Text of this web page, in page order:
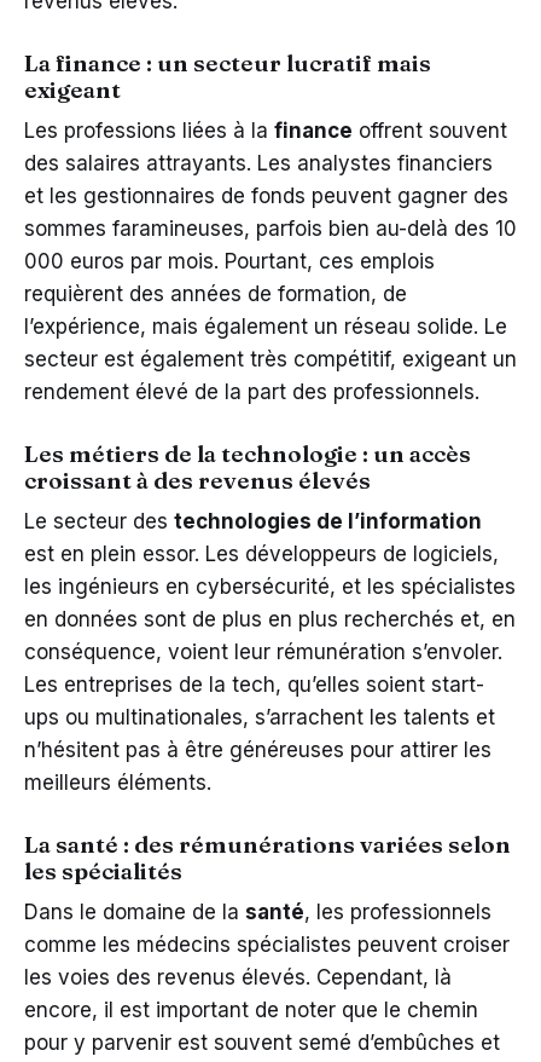
La finance : un secteur lucratif mais
exigeant
Les professions liées à la finance offrent souvent
des salaires attrayants. Les analystes financiers
et les gestionnaires de fonds peuvent gagner des
sommes faramineuses, parfois bien au-delà des 10
000 euros par mois. Pourtant, ces emplois
requièrent des années de formation, de
l’expérience, mais également un réseau solide. Le
secteur est également très compétitif, exigeant un
rendement élevé de la part des professionnels.
Les métiers de la technologie : un accès
croissant à des revenus élevés
Le secteur des technologies de l’information
est en plein essor. Les développeurs de logiciels,
les ingénieurs en cybersécurité, et les spécialistes
en données sont de plus en plus recherchés et, en
conséquence, voient leur rémunération s’envoler.
Les entreprises de la tech, qu’elles soient start-
ups ou multinationales, s’arrachent les talents et
n’hésitent pas à être généreuses pour attirer les
meilleurs éléments.
La santé : des rémunérations variées selon
les spécialités
Dans le domaine de la santé, les professionnels
comme les médecins spécialistes peuvent croiser
les voies des revenus élevés. Cependant, là
encore, il est important de noter que le chemin
pour y parvenir est souvent semé d’embûches et